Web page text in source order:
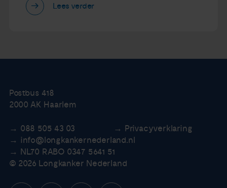
Lees verder
Postbus 418
2000 AK Haarlem
088 505 43 03
Privacyverklaring
info@longkankernederland.nl
NL70 RABO 0347 5641 51
© 2026 Longkanker Nederland